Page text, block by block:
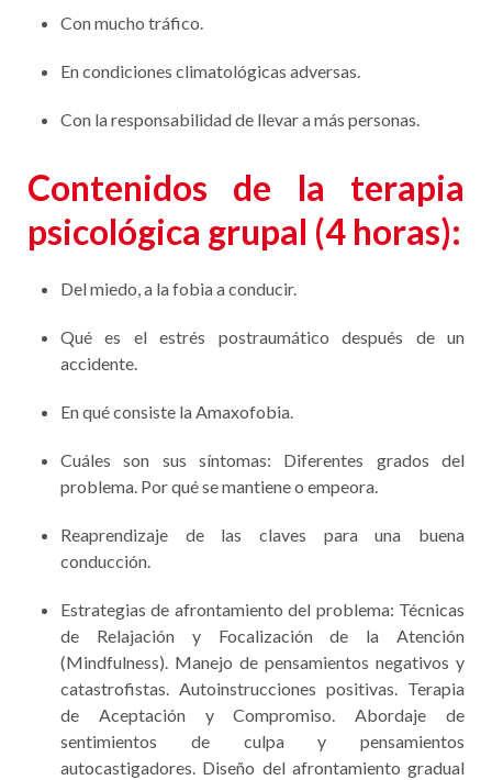
Con mucho tráfico.
En condiciones climatológicas adversas.
Con la responsabilidad de llevar a más personas.
Contenidos de la terapia
psicológica grupal (4 horas):
Del miedo, a la fobia a conducir.
Qué es el estrés postraumático después de un
accidente.
En qué consiste la Amaxofobia.
Cuáles son sus síntomas: Diferentes grados del
problema. Por qué se mantiene o empeora.
Reaprendizaje de las claves para una buena
conducción.
Estrategias de afrontamiento del problema: Técnicas
de Relajación y Focalización de la Atención
(Mindfulness). Manejo de pensamientos negativos y
catastrofistas. Autoinstrucciones positivas. Terapia
de Aceptación y Compromiso. Abordaje de
sentimientos de culpa y pensamientos
autocastigadores. Diseño del afrontamiento gradual